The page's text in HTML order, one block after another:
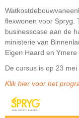
flexwonen voor Spryg.
businesscase aan de
ministerie van
Eigen Haard en
De cursus is op 23
Klik hier voor het